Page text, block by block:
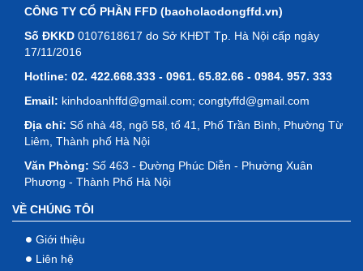
CÔNG TY CỔ PHẦN FFD (baoholaodongffd.vn)
Số ĐKKD 0107618617 do Sở KHĐT Tp. Hà Nội cấp ngày
17/11/2016
Hotline: 02. 422.668.333 - 0961. 65.82.66 - 0984. 957. 333
Email: kinhdoanhffd@gmail.com; congtyffd@gmail.com
Địa chỉ: Số nhà 48, ngõ 58, tổ 41, Phố Trần Bình, Phường Từ
Liêm, Thành phố Hà Nội
Văn Phòng: Số 463 - Đường Phúc Diễn - Phường Xuân
Phương - Thành Phố Hà Nội
VỀ CHÚNG TÔI
Giới thiệu
Liên hệ